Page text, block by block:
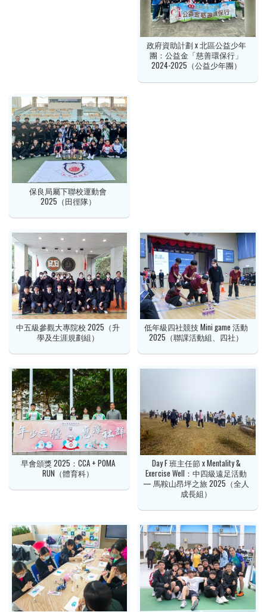
政府資助計劃 x 北區公益少年
團：公益金「慈善環保行」
2024-2025（公益少年團）
保良局屬下聯校運動會
2025（田徑隊）
中五級參觀大專院校 2025（升
學及生涯規劃組）
低年級四社競技 Mini game 活動
2025（聯課活動組、四社）
早會頒獎 2025：CCA + POMA
RUN（體育科）
Day F 班主任節 x Mentality &
Exercise Well：中四級遠足活動
— 馬鞍山昂坪之旅 2025（全人
成長組）